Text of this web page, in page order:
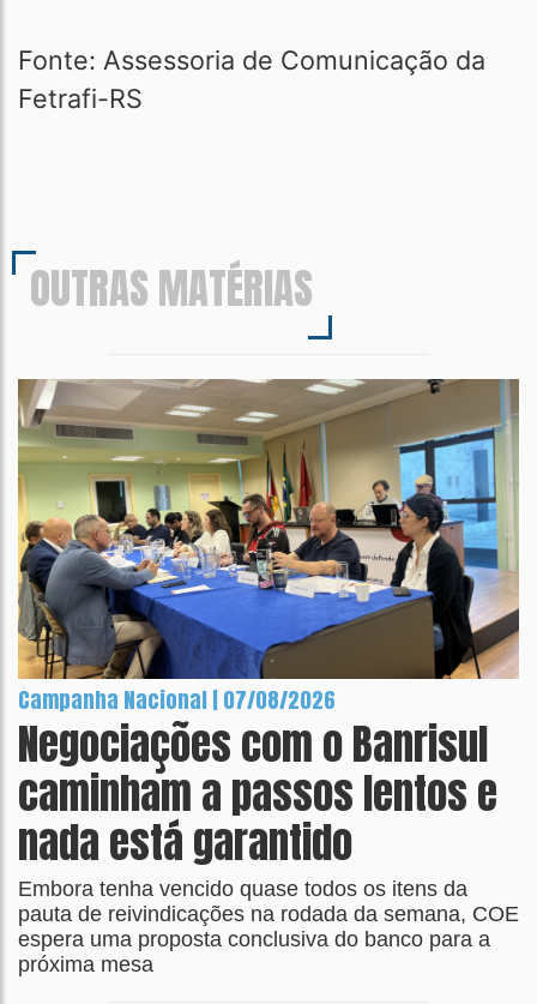
Fonte: Assessoria de Comunicação da
Fetrafi-RS
OUTRAS MATÉRIAS
Campanha Nacional | 07/08/2026
Negociações com o Banrisul
caminham a passos lentos e
nada está garantido
Embora tenha vencido quase todos os itens da
pauta de reivindicações na rodada da semana, COE
espera uma proposta conclusiva do banco para a
próxima mesa